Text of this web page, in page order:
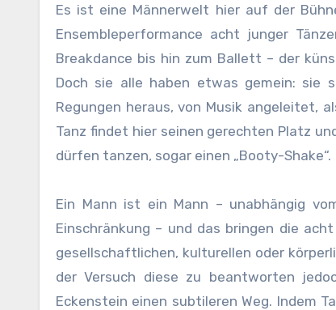
Es ist eine Männerwelt hier auf der
Ensembleperformance acht junger
Breakdance bis hin zum Ballett – der
Doch sie alle haben etwas gemein: sie
Regungen heraus, von Musik angeleitet,
Tanz findet hier seinen gerechten Platz
dürfen tanzen, sogar einen „Booty-Shake“.
Ein Mann ist ein Mann – unabhängig
Einschränkung – und das bringen die
gesellschaftlichen, kulturellen oder
der Versuch diese zu beantworten
Eckenstein einen subtileren Weg. Indem